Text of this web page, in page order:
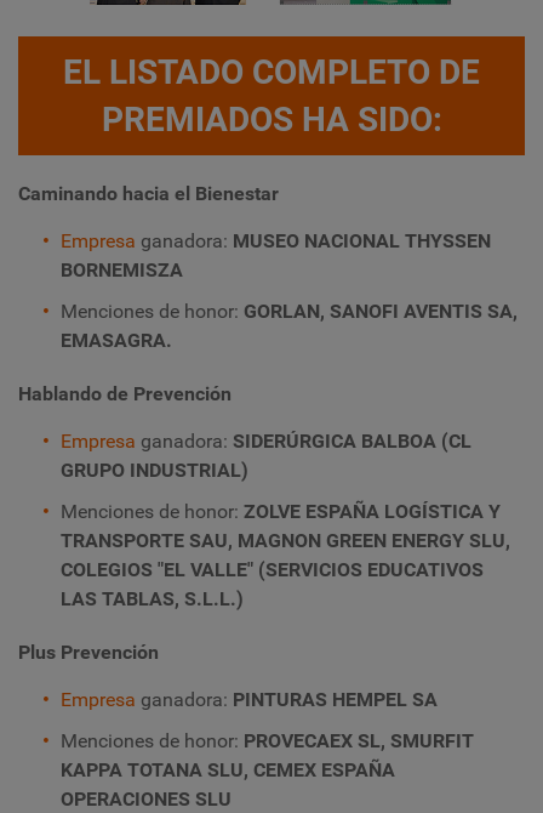
EL LISTADO COMPLETO DE
PREMIADOS HA SIDO:
Caminando hacia el Bienestar
Empresa ganadora: MUSEO NACIONAL THYSSEN
BORNEMISZA
Menciones de honor: GORLAN, SANOFI AVENTIS SA,
EMASAGRA.
Hablando de Prevención
Empresa ganadora: SIDERÚRGICA BALBOA (CL
GRUPO INDUSTRIAL)
Menciones de honor: ZOLVE ESPAÑA LOGÍSTICA Y
TRANSPORTE SAU, MAGNON GREEN ENERGY SLU,
COLEGIOS "EL VALLE" (SERVICIOS EDUCATIVOS
LAS TABLAS, S.L.L.)
Plus Prevención
Empresa ganadora: PINTURAS HEMPEL SA
Menciones de honor: PROVECAEX SL, SMURFIT
KAPPA TOTANA SLU, CEMEX ESPAÑA
OPERACIONES SLU